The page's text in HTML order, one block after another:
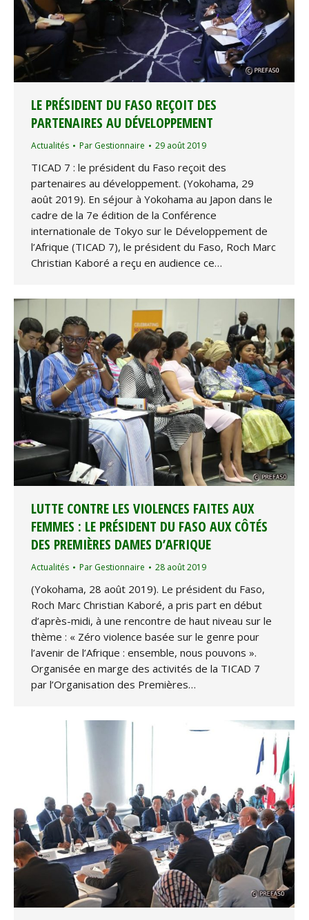
LE PRÉSIDENT DU FASO REÇOIT DES
PARTENAIRES AU DÉVELOPPEMENT
Actualités Par Gestionnaire 29 août 2019
TICAD 7 : le président du Faso reçoit des
partenaires au développement. (Yokohama, 29
août 2019). En séjour à Yokohama au Japon dans le
cadre de la 7e édition de la Conférence
internationale de Tokyo sur le Développement de
l’Afrique (TICAD 7), le président du Faso, Roch Marc
Christian Kaboré a reçu en audience ce…
LUTTE CONTRE LES VIOLENCES FAITES AUX
FEMMES : LE PRÉSIDENT DU FASO AUX CÔTÉS
DES PREMIÈRES DAMES D’AFRIQUE
Actualités Par Gestionnaire 28 août 2019
(Yokohama, 28 août 2019). Le président du Faso,
Roch Marc Christian Kaboré, a pris part en début
d’après-midi, à une rencontre de haut niveau sur le
thème : « Zéro violence basée sur le genre pour
l’avenir de l’Afrique : ensemble, nous pouvons ».
Organisée en marge des activités de la TICAD 7
par l’Organisation des Premières…